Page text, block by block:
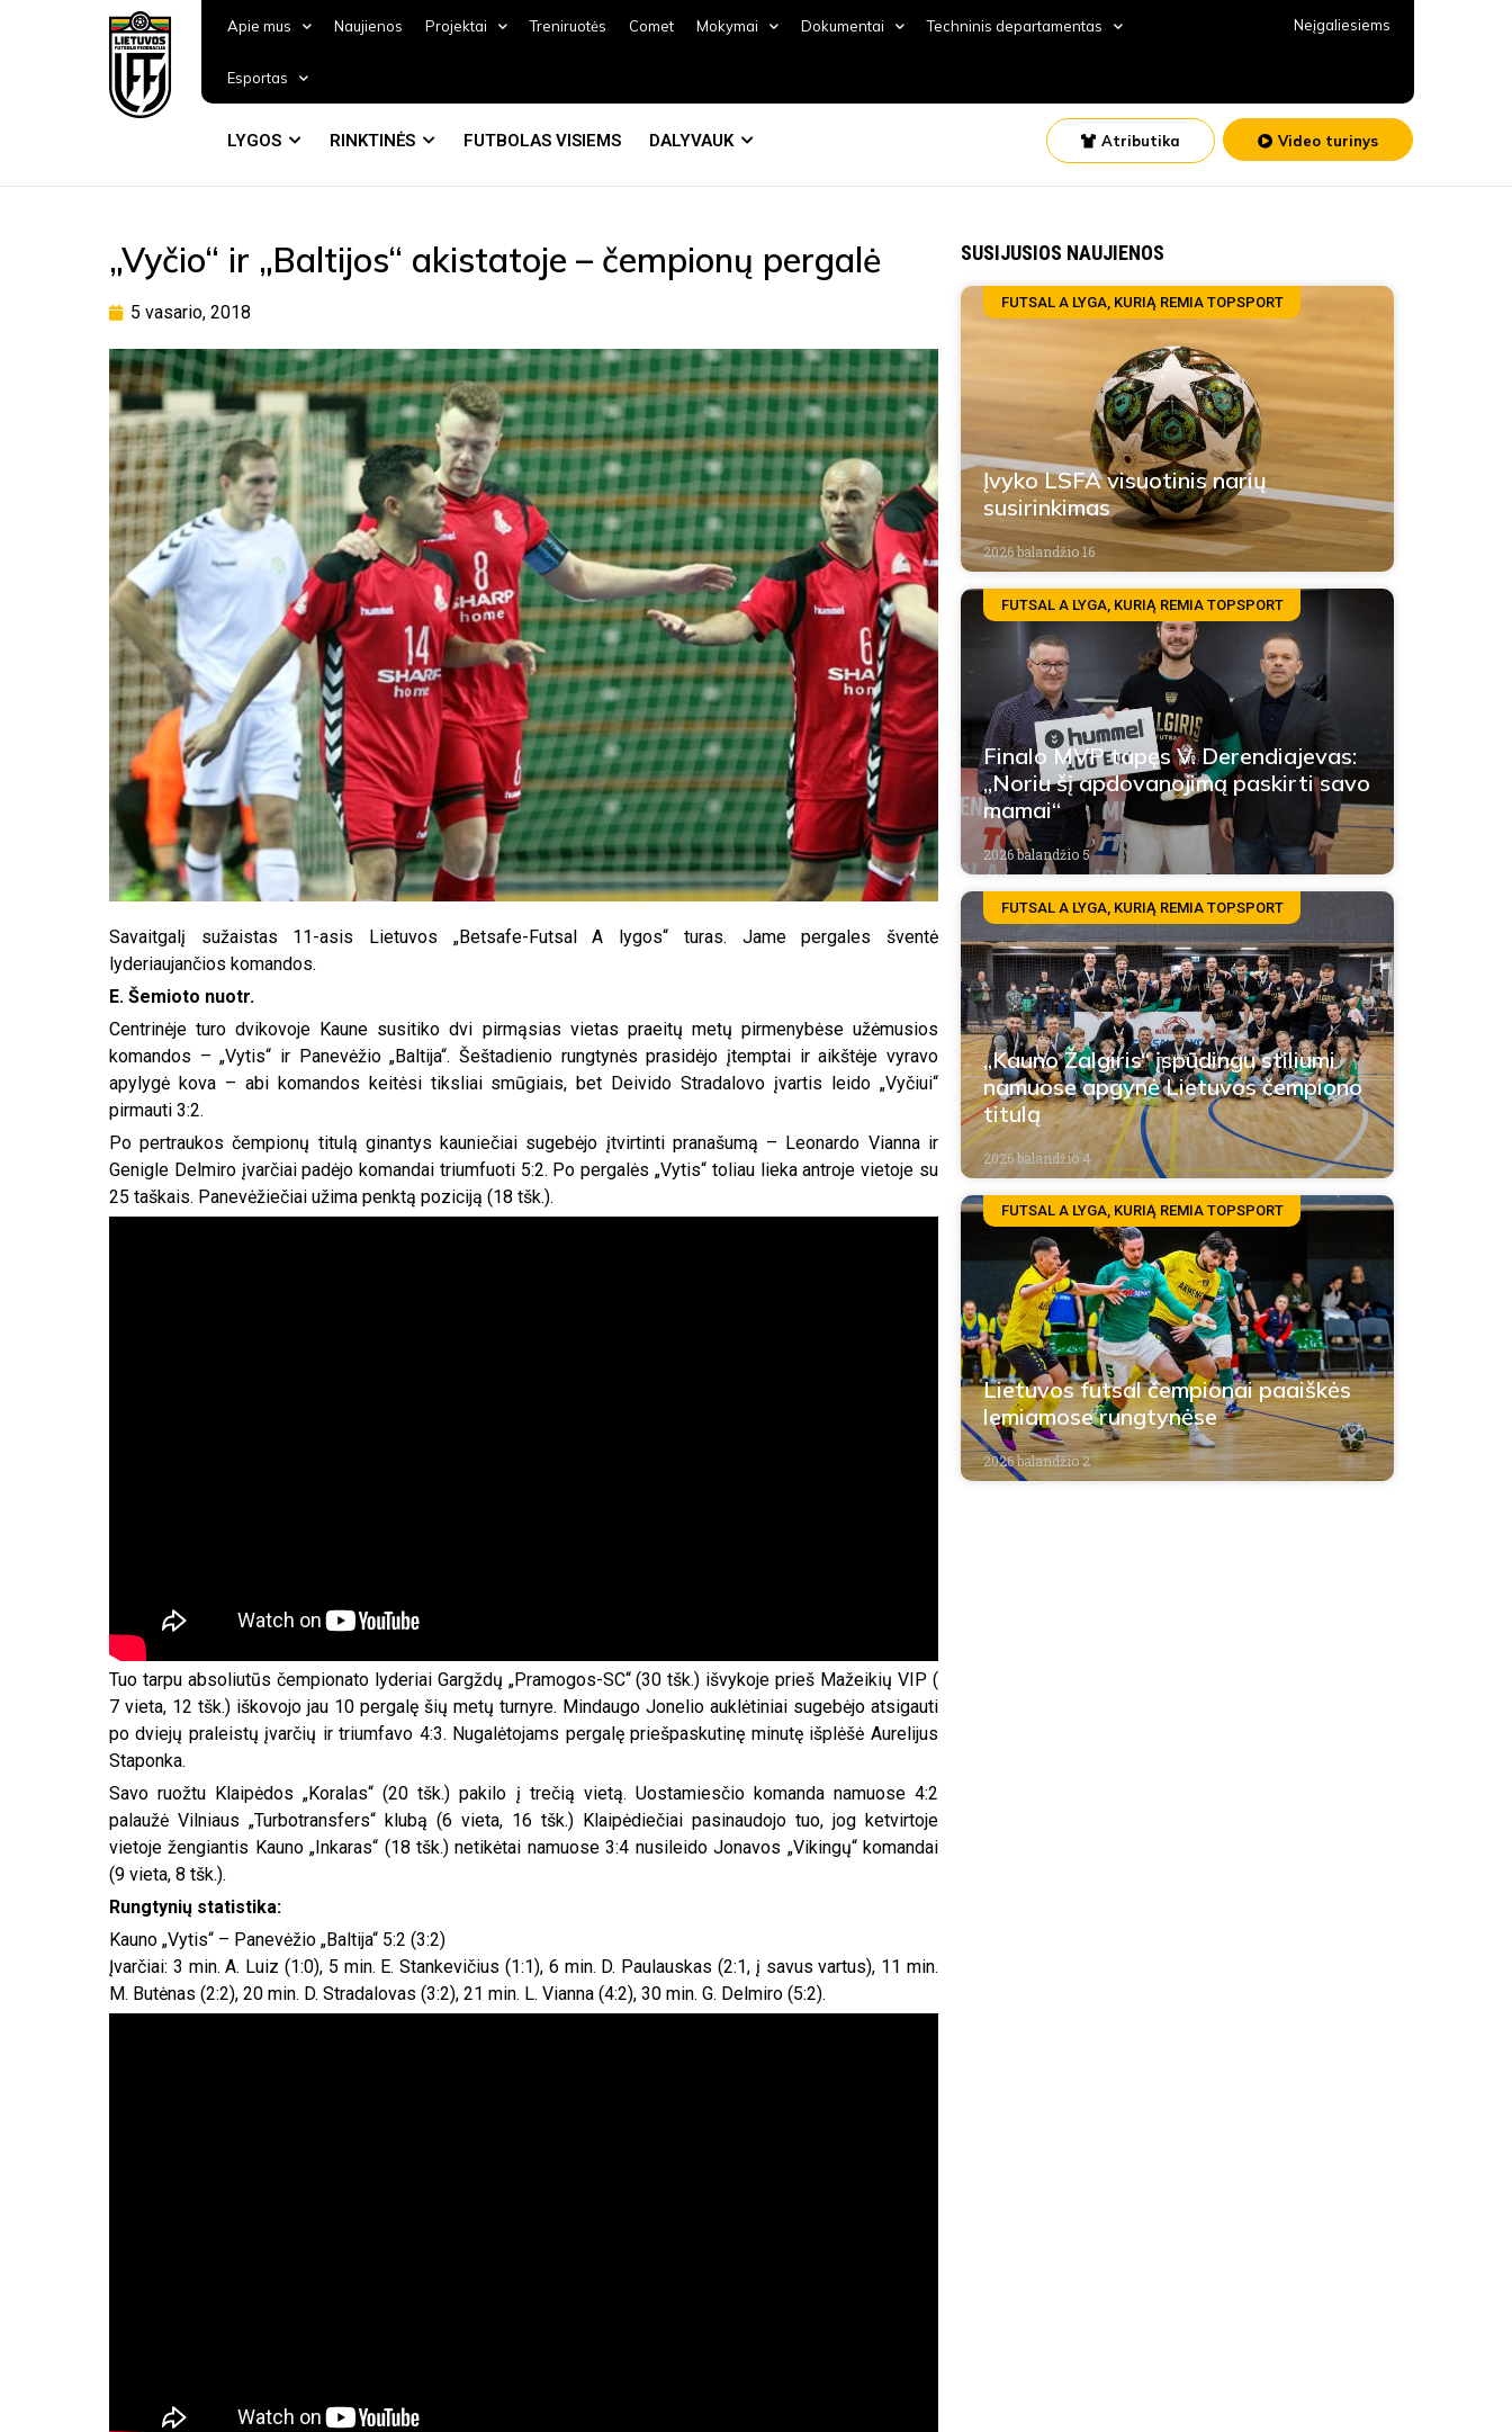
Apie mus Naujienos Projektai Treniruotės Comet Mokymai Dokumentai Techninis departamentas
Esportas
Neįgaliesiems
LYGOS RINKTINĖS FUTBOLAS VISIEMS DALYVAUK Atributika Video turinys
„Vyčio“ ir „Baltijos“ akistatoje – čempionų pergalė
5 vasario, 2018
Savaitgalį sužaistas 11-asis Lietuvos „Betsafe-Futsal A lygos“ turas. Jame pergales šventė
lyderiaujančios komandos.
E. Šemioto nuotr.
Centrinėje turo dvikovoje Kaune susitiko dvi pirmąsias vietas praeitų metų pirmenybėse užėmusios
komandos – „Vytis“ ir Panevėžio „Baltija“. Šeštadienio rungtynės prasidėjo įtemptai ir aikštėje vyravo
apylygė kova – abi komandos keitėsi tiksliai smūgiais, bet Deivido Stradalovo įvartis leido „Vyčiui“
pirmauti 3:2.
Po pertraukos čempionų titulą ginantys kauniečiai sugebėjo įtvirtinti pranašumą – Leonardo Vianna ir
Genigle Delmiro įvarčiai padėjo komandai triumfuoti 5:2. Po pergalės „Vytis“ toliau lieka antroje vietoje su
25 taškais. Panevėžiečiai užima penktą poziciją (18 tšk.).
Tuo tarpu absoliutūs čempionato lyderiai Gargždų „Pramogos-SC“ (30 tšk.) išvykoje prieš Mažeikių VIP (
7 vieta, 12 tšk.) iškovojo jau 10 pergalę šių metų turnyre. Mindaugo Jonelio auklėtiniai sugebėjo atsigauti
po dviejų praleistų įvarčių ir triumfavo 4:3. Nugalėtojams pergalę priešpaskutinę minutę išplėšė Aurelijus
Staponka.
Savo ruožtu Klaipėdos „Koralas“ (20 tšk.) pakilo į trečią vietą. Uostamiesčio komanda namuose 4:2
palaužė Vilniaus „Turbotransfers“ klubą (6 vieta, 16 tšk.) Klaipėdiečiai pasinaudojo tuo, jog ketvirtoje
vietoje žengiantis Kauno „Inkaras“ (18 tšk.) netikėtai namuose 3:4 nusileido Jonavos „Vikingų“ komandai
(9 vieta, 8 tšk.).
Rungtynių statistika:
Kauno „Vytis“ – Panevėžio „Baltija“ 5:2 (3:2)
Įvarčiai: 3 min. A. Luiz (1:0), 5 min. E. Stankevičius (1:1), 6 min. D. Paulauskas (2:1, į savus vartus), 11 min.
M. Butėnas (2:2), 20 min. D. Stradalovas (3:2), 21 min. L. Vianna (4:2), 30 min. G. Delmiro (5:2).
SUSIJUSIOS NAUJIENOS
FUTSAL A LYGA, KURIĄ REMIA TOPSPORT
Įvyko LSFA visuotinis narių
susirinkimas
2026 balandžio 16
FUTSAL A LYGA, KURIĄ REMIA TOPSPORT
Finalo MVP tapęs V. Derendiajevas:
„Noriu šį apdovanojimą paskirti savo
mamai“
2026 balandžio 5
FUTSAL A LYGA, KURIĄ REMIA TOPSPORT
„Kauno Žalgiris“ įspūdingu stiliumi
namuose apgynė Lietuvos čempiono
titulą
2026 balandžio 4
FUTSAL A LYGA, KURIĄ REMIA TOPSPORT
Lietuvos futsal čempionai paaiškės
lemiamose rungtynėse
2026 balandžio 2